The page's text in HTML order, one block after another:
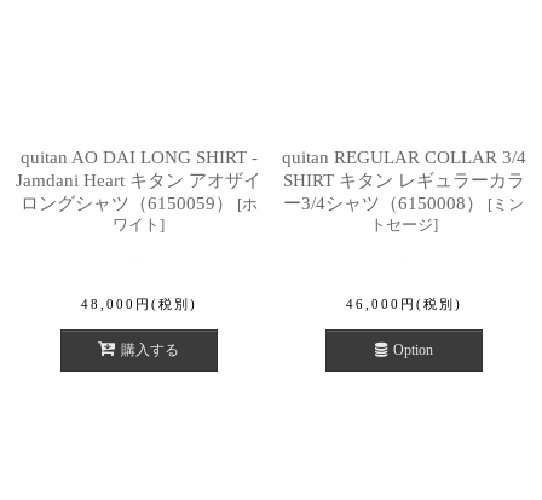
quitan AO DAI LONG SHIRT -
Jamdani Heart キタン アオザイ
ロングシャツ（6150059）
[ホ
ワイト ]
48,000 円 (税別)
購入する
quitan REGULAR COLLAR 3/4
SHIRT キタン レギュラーカラ
ー3/4シャツ（6150008）
[ ミン
トセージ]
46,000 円 (税別)
Option